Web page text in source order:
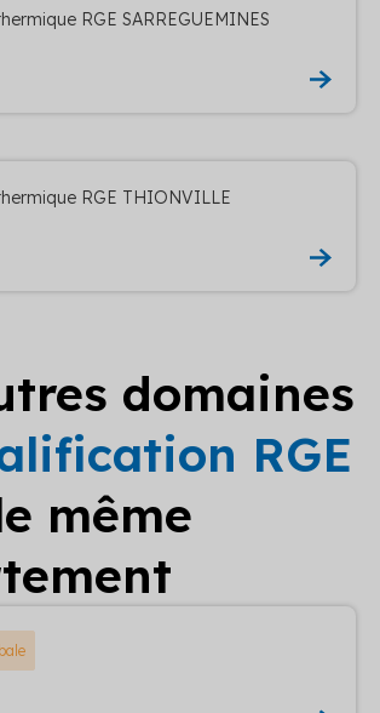
RGE SARREGUEMINES
RGE THIONVILLE
domaines
RGE
même